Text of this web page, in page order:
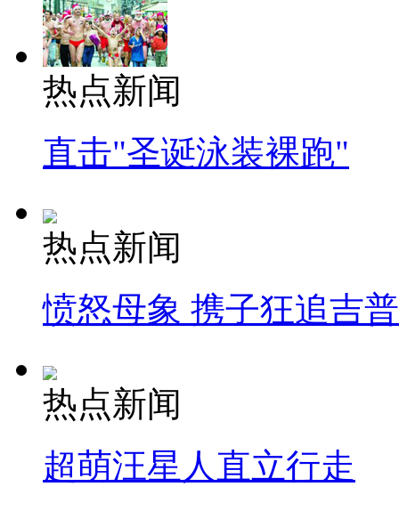
热点新闻
直击"圣诞泳装裸跑"
热点新闻
愤怒母象 携子狂追吉
热点新闻
超萌汪星人直立行走